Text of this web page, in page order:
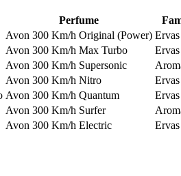
Perfume
Avon 300 Km/h Original (Power)
Avon 300 Km/h Max Turbo
Avon 300 Km/h Supersonic
Avon 300 Km/h Nitro
Avon 300 Km/h Quantum
Avon 300 Km/h Surfer
Avon 300 Km/h Electric